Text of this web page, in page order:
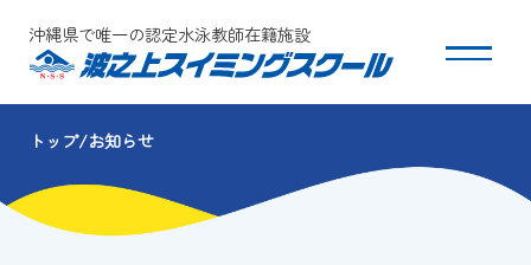
沖縄県で唯一の認定水泳教師在籍施設
スクールについて
コース・クラス紹介
トップ お知らせ